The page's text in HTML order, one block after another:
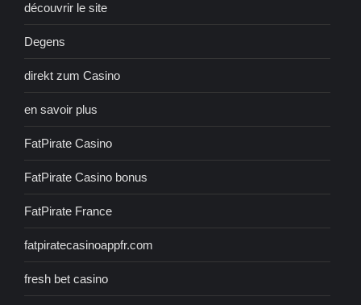
découvrir le site
Degens
direkt zum Casino
en savoir plus
FatPirate Casino
FatPirate Casino bonus
FatPirate France
fatpiratecasinoappfr.com
fresh bet casino